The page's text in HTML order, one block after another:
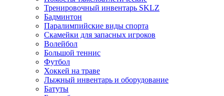
Тренировочный инвентарь SKLZ
Бадминтон
Паралимпийские виды спорта
Скамейки для запасных игроков
Волейбол
Большой теннис
Футбол
Хоккей на траве
Лыжный инвентарь и оборудование
Батуты